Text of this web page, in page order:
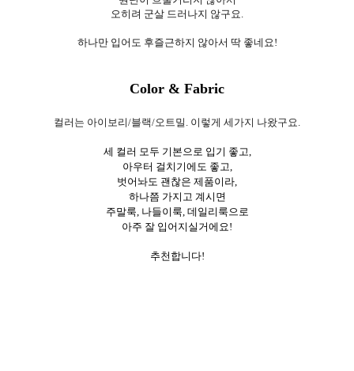
오히려 군살 드러나지 않구요.
하나만 입어도 후즐근하지 않아서 딱 좋네요!
Color & Fabric
컬러는 아이보리/블랙/오트밀. 이렇게 세가지 나왔구요.
세 컬러 모두 기본으로 입기 좋고,
아우터 걸치기에도 좋고,
벗어놔도 괜찮은 제품이라,
하나쯤 가지고 계시면
주말룩, 나들이룩, 데일리룩으로
아주 잘 입어지실거에요!
추천합니다!